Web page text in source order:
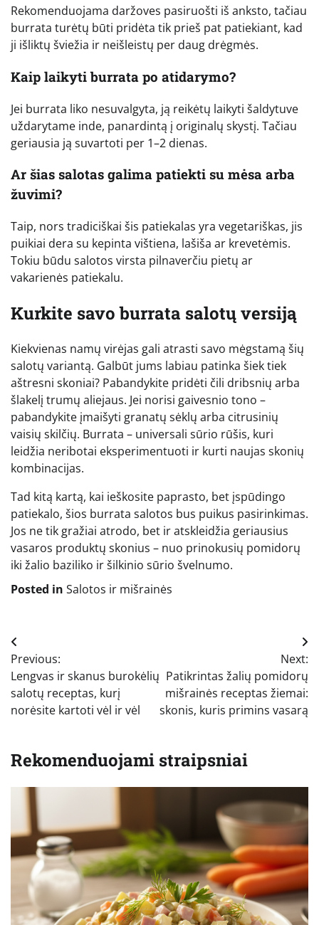
Rekomenduojama daržoves pasiruošti iš anksto, tačiau
burrata turėtų būti pridėta tik prieš pat patiekiant, kad
ji išliktų šviežia ir neišleistų per daug drėgmės.
Kaip laikyti burrata po atidarymo?
Jei burrata liko nesuvalgyta, ją reikėtų laikyti šaldytuve
uždarytame inde, panardintą į originalų skystį. Tačiau
geriausia ją suvartoti per 1–2 dienas.
Ar šias salotas galima patiekti su mėsa arba
žuvimi?
Taip, nors tradiciškai šis patiekalas yra vegetariškas, jis
puikiai dera su kepinta vištiena, lašiša ar krevetėmis.
Tokiu būdu salotos virsta pilnaverčiu pietų ar
vakarienės patiekalu.
Kurkite savo burrata salotų versiją
Kiekvienas namų virėjas gali atrasti savo mėgstamą šių
salotų variantą. Galbūt jums labiau patinka šiek tiek
aštresni skoniai? Pabandykite pridėti čili dribsnių arba
šlakelį trumų aliejaus. Jei norisi gaivesnio tono –
pabandykite įmaišyti granatų sėklų arba citrusinių
vaisių skilčių. Burrata – universali sūrio rūšis, kuri
leidžia neribotai eksperimentuoti ir kurti naujas skonių
kombinacijas.
Tad kitą kartą, kai ieškosite paprasto, bet įspūdingo
patiekalo, šios burrata salotos bus puikus pasirinkimas.
Jos ne tik gražiai atrodo, bet ir atskleidžia geriausius
vasaros produktų skonius – nuo prinokusių pomidorų
iki žalio baziliko ir šilkinio sūrio švelnumo.
Posted in Salotos ir mišrainės
Navigacija
tarp
įrašų
Previous:
Lengvas ir skanus burokėlių
salotų receptas, kurį
norėsite kartoti vėl ir vėl
Next:
Patikrintas žalių pomidorų
mišrainės receptas žiemai:
skonis, kuris primins vasarą
Rekomenduojami straipsniai